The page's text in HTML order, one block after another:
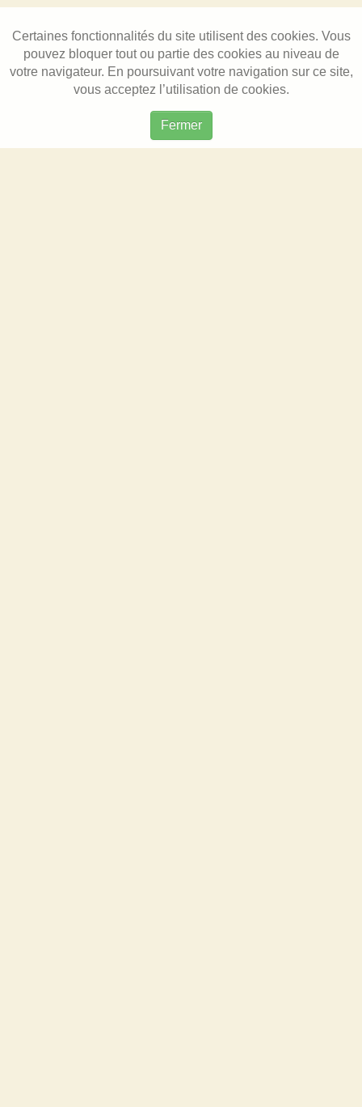
Certaines fonctionnalités du site utilisent des cookies. Vous
pouvez bloquer tout ou partie des cookies au niveau de
votre navigateur. En poursuivant votre navigation sur ce site,
vous acceptez l’utilisation de cookies.
Fermer